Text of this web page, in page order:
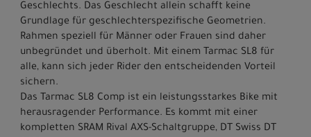
Geschlechts. Das Geschlecht allein schafft keine
Grundlage für geschlechterspezifische Geometrien.
Rahmen speziell für Männer oder Frauen sind daher
unbegründet und überholt. Mit einem Tarmac SL8 für
alle, kann sich jeder Rider den entscheidenden Vorteil
sichern.
Das Tarmac SL8 Comp ist ein leistungsstarkes Bike mit
herausragender Performance. Es kommt mit einer
kompletten SRAM Rival AXS-Schaltgruppe, DT Swiss DT